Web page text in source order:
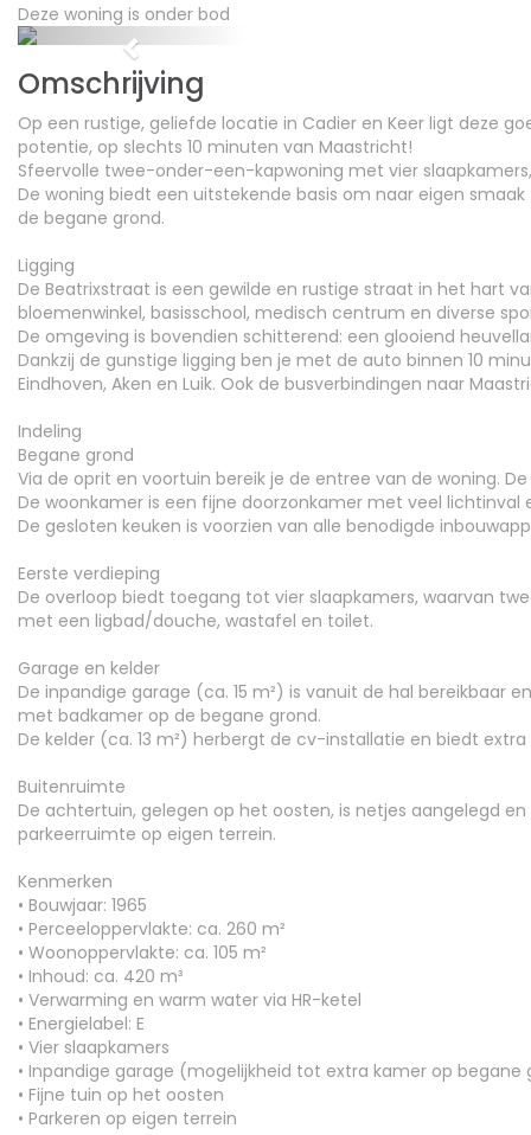
Deze woning is onder bod
Previous
Omschrijving
Op een rustige, geliefde locatie in Cadier en Keer ligt deze
potentie, op slechts 10 minuten van Maastricht!
Sfeervolle twee-onder-een-kapwoning met vier
De woning biedt een uitstekende basis om naar eigen
de begane grond.
Ligging
De Beatrixstraat is een gewilde en rustige straat in het hart
bloemenwinkel, basisschool, medisch centrum en diverse
De omgeving is bovendien schitterend: een glooiend
Dankzij de gunstige ligging ben je met de auto binnen 10
Eindhoven, Aken en Luik. Ook de busverbindingen naar
Indeling
Begane grond
Via de oprit en voortuin bereik je de entree van de woning.
De woonkamer is een fijne doorzonkamer met veel
De gesloten keuken is voorzien van alle benodigde
Eerste verdieping
De overloop biedt toegang tot vier slaapkamers, waarvan
met een ligbad/douche, wastafel en toilet.
Garage en kelder
De inpandige garage (ca. 15 m²) is vanuit de hal
met badkamer op de begane grond.
De kelder (ca. 13 m²) herbergt de cv-installatie en biedt
Buitenruimte
De achtertuin, gelegen op het oosten, is netjes aangelegd
parkeerruimte op eigen terrein.
Kenmerken
• Bouwjaar: 1965
• Perceeloppervlakte: ca. 260 m²
• Woonoppervlakte: ca. 105 m²
• Inhoud: ca. 420 m³
• Verwarming en warm water via HR-ketel
• Energielabel: E
• Vier slaapkamers
• Inpandige garage (mogelijkheid tot extra kamer op begane
• Fijne tuin op het oosten
• Parkeren op eigen terrein